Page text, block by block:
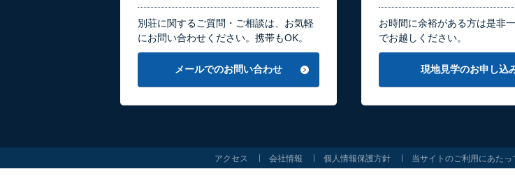
別荘に関するご質問・ご相談は、お気軽
にお問い合わせください。携帯もOK。
メールでのお問い合わせ
お時間に余裕がある方は是非
でお越しください。
現地見学のお申し込
アクセス 会社情報 個人情報保護方針 当サイトのご利用にあたっ